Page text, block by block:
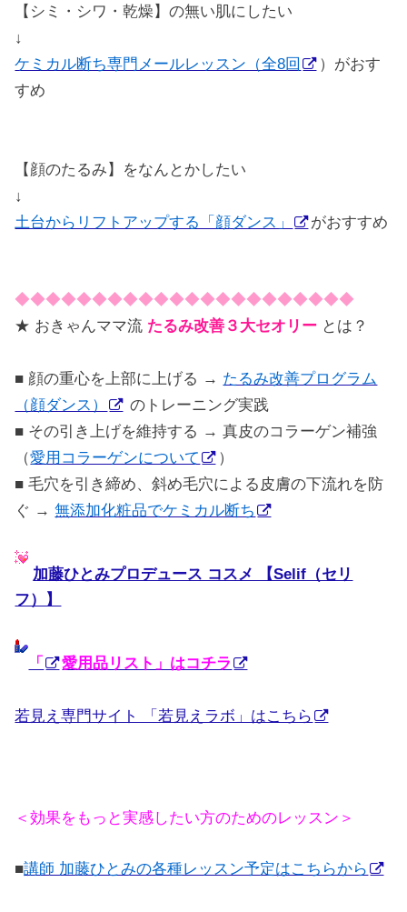
【シミ・シワ・乾燥】の無い肌にしたい
↓
ケミカル断ち専門メールレッスン（全8回
）がおす
すめ
【顔のたるみ】をなんとかしたい
↓
土台からリフトアップする「顔ダンス」
がおすすめ
◆◆◆◆◆◆◆◆◆◆◆◆◆◆◆◆◆◆◆◆◆◆
★ おきゃんママ流 たるみ改善３大セオリー とは？
■ 顔の重心を上部に上げる → たるみ改善プログラム
（顔ダンス）
のトレーニング実践
■ その引き上げを維持する → 真皮のコラーゲン補強
（愛用コラーゲンについて
）
■ 毛穴を引き締め、斜め毛穴による皮膚の下流れを防
ぐ →無添加化粧品でケミカル断ち
加藤ひとみプロデュース コスメ 【Selif（セリ
フ）】
「 愛用品リスト」はコチラ
若見え専門サイト 「若見えラボ」はこちら
＜効果をもっと実感したい方のためのレッスン＞
■講師 加藤ひとみの各種レッスン予定はこちらから